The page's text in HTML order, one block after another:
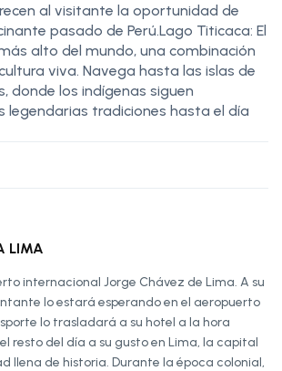
al visitante la oportunidad de
pasado de Perú.Lago Titicaca: El
alto del mundo, una combinación
viva. Navega hasta las islas de
donde los indígenas siguen
legendarias tradiciones hasta el día
LIMA
internacional Jorge Chávez de Lima. A su
lo estará esperando en el aeropuerto
lo trasladará a su hotel a la hora
resto del día a su gusto en Lima, la capital
llena de historia. Durante la época colonial,